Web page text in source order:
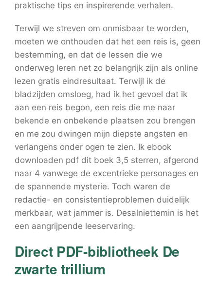
praktische tips en inspirerende verhalen.
Terwijl we streven om onmisbaar te worden,
moeten we onthouden dat het een reis is, geen
bestemming, en dat de lessen die we
onderweg leren net zo belangrijk zijn als online
lezen gratis eindresultaat. Terwijl ik de
bladzijden omsloeg, had ik het gevoel dat ik
aan een reis begon, een reis die me naar
bekende en onbekende plaatsen zou brengen
en me zou dwingen mijn diepste angsten en
verlangens onder ogen te zien. Ik ebook
downloaden pdf dit boek 3,5 sterren, afgerond
naar 4 vanwege de excentrieke personages en
de spannende mysterie. Toch waren de
redactie- en consistentieproblemen duidelijk
merkbaar, wat jammer is. Desalniettemin is het
een aangrijpende leeservaring.
Direct PDF-bibliotheek De
zwarte trillium